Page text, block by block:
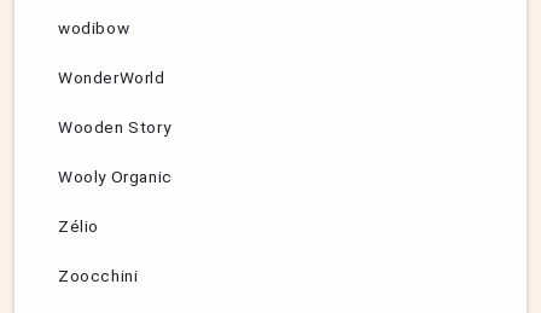
wodibow
WonderWorld
Wooden Story
Wooly Organic
Zélio
Zoocchini